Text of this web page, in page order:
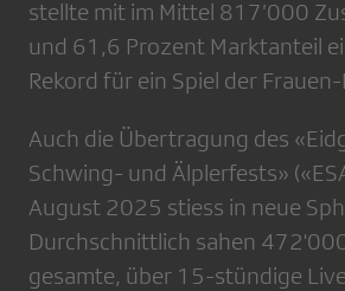
stellte mit im Mittel 817’000
und 61,6 Prozent Marktanteil
Rekord für ein Spiel der
Auch die Übertragung des
Schwing- und Älplerfests»
August 2025 stiess in neue
Durchschnittlich sahen
gesamte, über 15-stündige